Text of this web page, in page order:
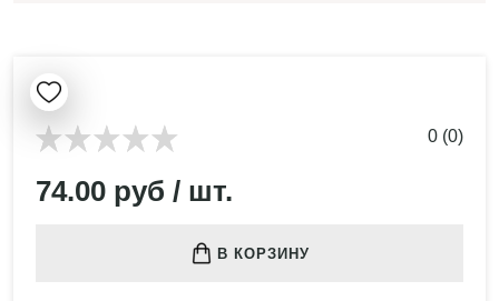
0 (0)
74.00 руб / шт.
В КОРЗИНУ